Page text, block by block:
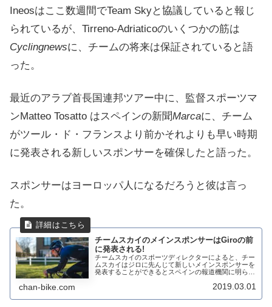
Ineosはここ数週間でTeam Skyと協議していると報じ
られているが、Tirreno-Adriaticoのいくつかの筋は
Cyclingnewsに、チームの将来は保証されていると語
った。
最近のアラブ首長国連邦ツアー中に、監督スポーツマ
ンMatteo Tosatto はスペインの新聞Marcaに、チーム
がツール・ド・フランスより前かそれよりも早い時期
に発表される新しいスポンサーを確保したと語った。
スポンサーはヨーロッパ人になるだろうと彼は言っ
た。
チームスカイのメインスポンサーはGiroの前
に発表される!
チームスカイのスポーツディレクターによると、チー
ムスカイはジロに先んじて新しいメインスポンサーを
発表することができるとスペインの報道機関に明らか
とになっていただけでした。しかし我々はそれをCo...
chan-bike.com 2019.03.01